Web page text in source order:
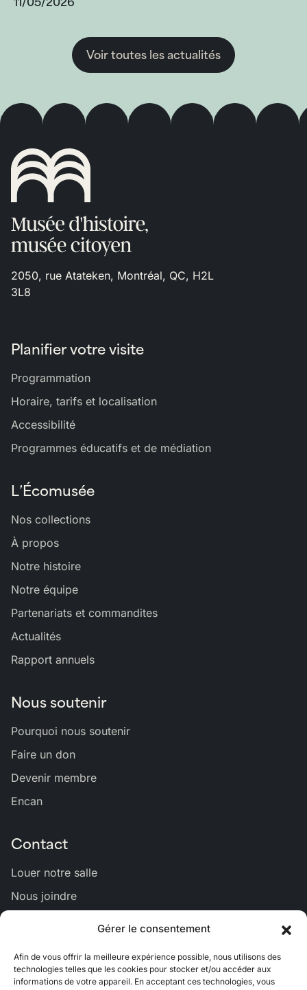
Gérer le consentement
Afin de vous offrir la meilleure expérience possible, nous utilisons des
technologies telles que les cookies pour stocker et/ou accéder aux
informations de votre appareil. En acceptant ces technologies, vous
Voir toutes les actualités
2050, rue Atateken, Montréal, QC, H2L
3L8
Planifier votre visite
Programmation
Horaire, tarifs et localisation
Accessibilité
Programmes éducatifs et de médiation
L’Écomusée
Nos collections
À propos
Notre histoire
Notre équipe
Partenariats et commandites
Actualités
Rapport annuels
Nous soutenir
Pourquoi nous soutenir
Faire un don
Devenir membre
Encan
Contact
Louer notre salle
Nous joindre
Lien
vers
Bluesky
Lien
vers
Facebook
Lien
vers
Linkedin
Lien
vers
Instagram
Lien
vers